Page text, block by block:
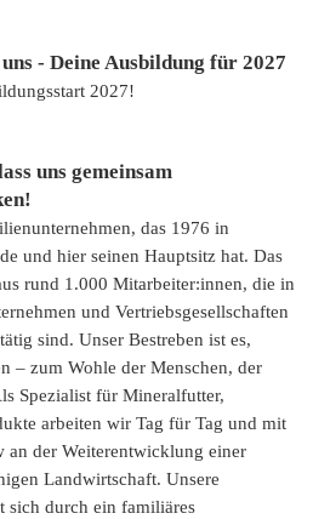
- Deine Ausbildung für 2027
2027!
uns gemeinsam
das 1976 in
und hier seinen Hauptsitz hat. Das
rund 1.000 Mitarbeiter:innen, die in
und Vertriebsgesellschaften
sind. Unser Bestreben ist es,
– zum Wohle der Menschen, der
Spezialist für Mineralfutter,
arbeiten wir Tag für Tag und mit
der Weiterentwicklung einer
Landwirtschaft. Unsere
sich durch ein familiäres